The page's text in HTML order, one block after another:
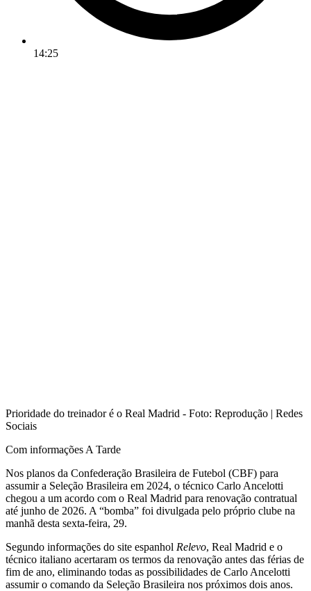
14:25
Prioridade do treinador é o Real Madrid - Foto: Reprodução | Redes
Sociais
Com informações A Tarde
Nos planos da Confederação Brasileira de Futebol (CBF) para
assumir a Seleção Brasileira em 2024, o técnico Carlo Ancelotti
chegou a um acordo com o Real Madrid para renovação contratual
até junho de 2026. A “bomba” foi divulgada pelo próprio clube na
manhã desta sexta-feira, 29.
Segundo informações do site espanhol Relevo, Real Madrid e o
técnico italiano acertaram os termos da renovação antes das férias de
fim de ano, eliminando todas as possibilidades de Carlo Ancelotti
assumir o comando da Seleção Brasileira nos próximos dois anos.